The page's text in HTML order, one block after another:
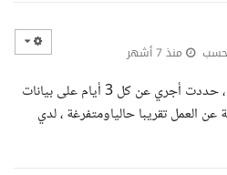
منذ 7 أشهر
السلام عليكم ورحمة الله وبركاته ، حددت أجري عن كل 3 أيام على بيانات
العمل تقريبا حالياومتفرغة ، لدي